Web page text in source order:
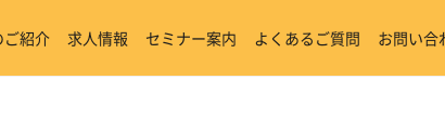
ご紹介 求人情報 セミナー案内 よくあるご質問 お問い合